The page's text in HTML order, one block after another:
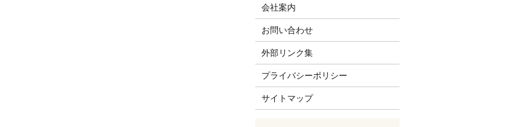
会社案内
お問い合わせ
外部リンク集
プライバシーポリシー
サイトマップ